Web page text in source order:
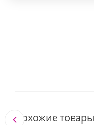
Похожие товары